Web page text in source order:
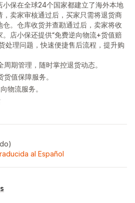
小保在全球24个国家都建立了海外本地
卖家审核通过后，买家只需将退货商
。仓库收货并查勘通过后，卖家将收
店小保还提供“免费逆向物流+货值赔
处理问题，快速便捷售后流程，提升购
期管理，随时掌控退货动态。
值保障服务。
物流服务。
al Español